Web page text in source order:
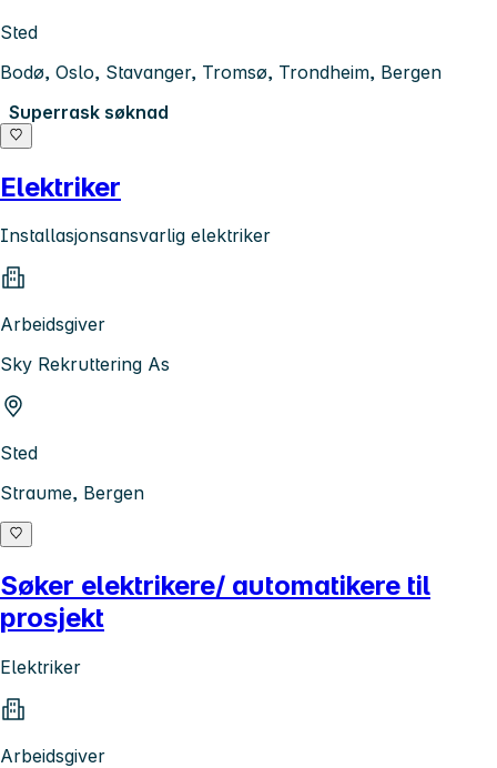
Sted
Bodø, Oslo, Stavanger, Tromsø, Trondheim, Bergen
Superrask søknad
Elektriker
Installasjonsansvarlig elektriker
Arbeidsgiver
Sky Rekruttering As
Sted
Straume, Bergen
Søker elektrikere/ automatikere til
prosjekt
Elektriker
Arbeidsgiver